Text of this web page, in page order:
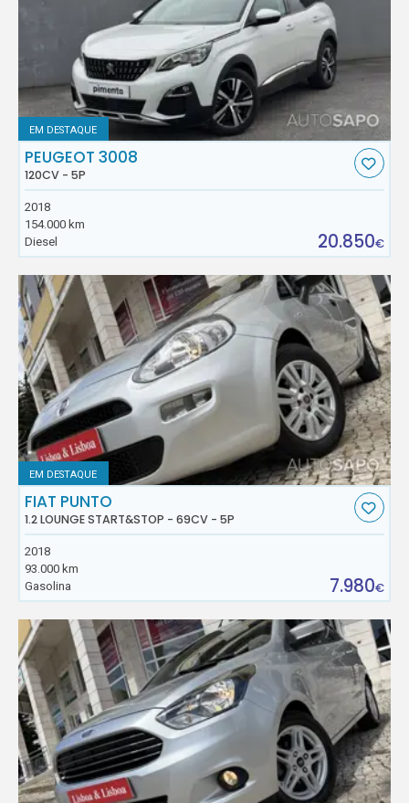
EM DESTAQUE
PEUGEOT 3008
120CV - 5P
2018
154.000 km
Diesel
20.850€
EM DESTAQUE
FIAT PUNTO
1.2 LOUNGE START&STOP - 69CV - 5P
2018
93.000 km
Gasolina
7.980€